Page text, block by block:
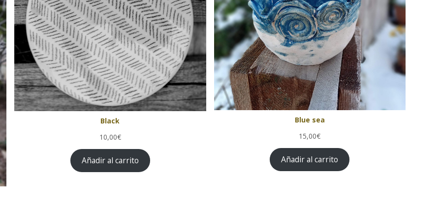
Black
10,00€
Añadir al carrito
Blue sea
15,00€
Añadir al carrito